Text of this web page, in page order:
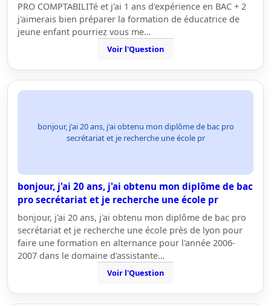
PRO COMPTABILITé et j'ai 1 ans d'expérience en BAC + 2
j'aimerais bien préparer la formation de éducatrice de
jeune enfant pourriez vous me…
Voir l'Question
bonjour, j'ai 20 ans, j'ai obtenu mon diplôme de bac pro
secrétariat et je recherche une école pr
bonjour, j'ai 20 ans, j'ai obtenu mon diplôme de bac
pro secrétariat et je recherche une école pr
bonjour, j'ai 20 ans, j'ai obtenu mon diplôme de bac pro
secrétariat et je recherche une école près de lyon pour
faire une formation en alternance pour l'année 2006-
2007 dans le domaine d'assistante…
Voir l'Question